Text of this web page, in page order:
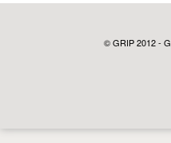
© GRIP 2012 -